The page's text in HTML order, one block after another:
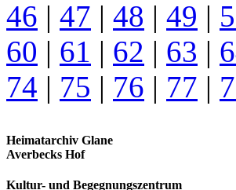
46 | 47 | 48 | 49 |
60 | 61 | 62 | 63 |
74 | 75 | 76 | 77 |
Heimatarchiv Glane
Averbecks Hof
Kultur- und Begegnungszentrum